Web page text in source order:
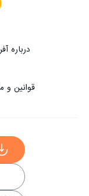
درباره
قوانین و